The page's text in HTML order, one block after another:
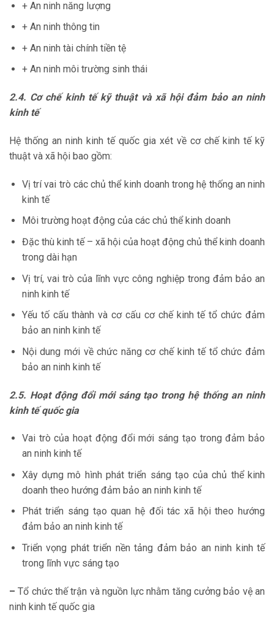
+ An ninh năng lượng
+ An ninh thông tin
+ An ninh tài chính tiền tệ
+ An ninh môi trường sinh thái
2.4. Cơ chế kinh tế kỹ thuật và xã hội đảm bảo an ninh
kinh tế
Hệ thống an ninh kinh tế quốc gia xét về cơ chế kinh tế kỹ
thuật và xã hội bao gồm:
Vị trí vai trò các chủ thể kinh doanh trong hệ thống an ninh
kinh tế
Môi trường hoạt động của các chủ thể kinh doanh
Đặc thù kinh tế – xã hội của hoạt động chủ thể kinh doanh
trong dài hạn
Vị trí, vai trò của lĩnh vực công nghiệp trong đảm bảo an
ninh kinh tế
Yếu tố cấu thành và cơ cấu cơ chế kinh tế tổ chức đảm
bảo an ninh kinh tế
Nội dung mới về chức năng cơ chế kinh tế tổ chức đảm
bảo an ninh kinh tế
2.5. Hoạt động đổi mới sáng tạo trong hệ thống an ninh
kinh tế quốc gia
Vai trò của hoạt động đổi mới sáng tạo trong đảm bảo
an ninh kinh tế
Xây dựng mô hình phát triển sáng tạo của chủ thể kinh
doanh theo hướng đảm bảo an ninh kinh tế
Phát triển sáng tạo quan hệ đối tác xã hội theo hướng
đảm bảo an ninh kinh tế
Triển vọng phát triển nền tảng đảm bảo an ninh kinh tế
trong lĩnh vực sáng tạo
–Tổ chức thế trận và nguồn lực nhằm tăng cưởng bảo vệ an
ninh kinh tế quốc gia